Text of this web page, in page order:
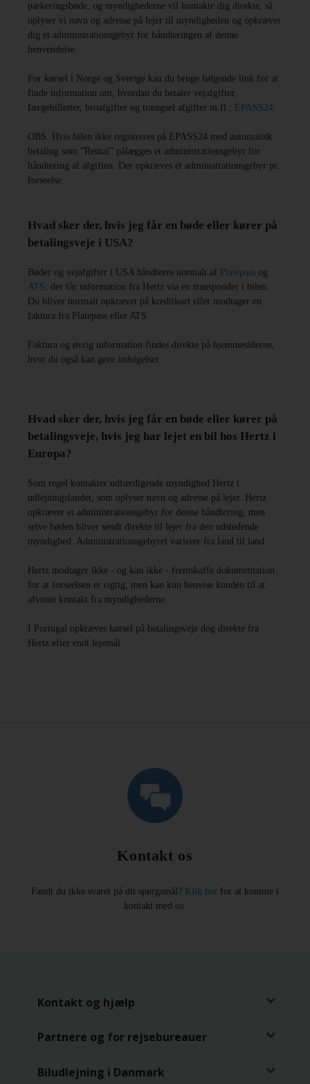
parkeringsbøde, og myndighederne vil kontakte dig direkte, så
oplyser vi navn og adresse på lejer til myndigheden og opkræver
dig et administrationsgebyr for håndteringen af denne
henvendelse.
For kørsel i Norge og Sverige kan du bruge følgende link for at
finde information om, hvordan du betaler vejafgifter,
færgebilletter, broafgifter og trængsel afgifter m.fl.: EPASS24.
OBS. Hvis bilen ikke registreres på EPASS24 med automatisk
betaling som ”Rental” pålægges et administrationsgebyr for
håndtering af afgiften. Der opkræves ét administrationsgebyr pr.
forseelse.
Hvad sker der, hvis jeg får en bøde eller kører på
betalingsveje i USA?
Bøder og vejafgifter i USA håndteres normalt af Platepass og
ATS, der får information fra Hertz via en transponder i bilen.
Du bliver normalt opkrævet på kreditkort eller modtager en
faktura fra Platepass eller ATS.
Faktura og øvrig information findes direkte på hjemmesiderne,
hvor du også kan gøre indsigelser.
Hvad sker der, hvis jeg får en bøde eller kører på
betalingsveje, hvis jeg har lejet en bil hos Hertz i
Europa?
Som regel kontakter udfærdigende myndighed Hertz i
udlejningslandet, som oplyser navn og adresse på lejer. Hertz
opkræver et administrationsgebyr for denne håndtering, men
selve bøden bliver sendt direkte til lejer fra den udstedende
myndighed. Administrationsgebyret varierer fra land til land.
Hertz modtager ikke - og kan ikke - fremskaffe dokumentation
for at forseelsen er rigtig, men kan kun henvise kunden til at
afvente kontakt fra myndighederne.
I Portugal opkræves kørsel på betalingsveje dog direkte fra
Hertz efter endt lejemål.
Kontakt os
Fandt du ikke svaret på dit spørgsmål? Klik her for at komme i
kontakt med os.
Kontakt og hjælp
Partnere og for rejsebureauer
Biludlejning i Danmark